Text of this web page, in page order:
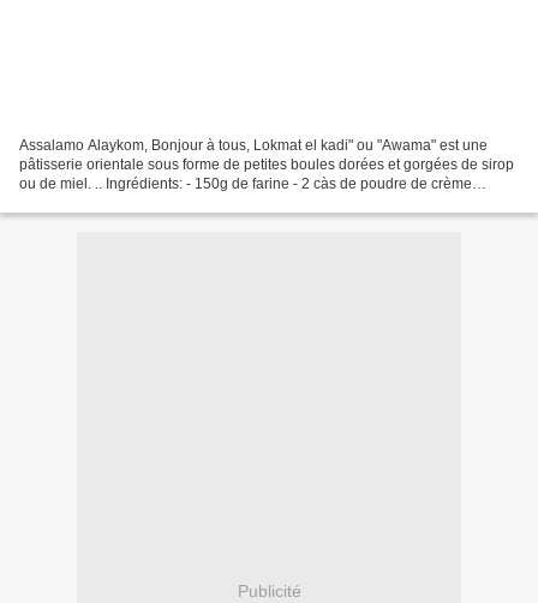
Assalamo Alaykom, Bonjour à tous, Lokmat el kadi" ou "Awama" est une
pâtisserie orientale sous forme de petites boules dorées et gorgées de sirop
ou de miel. .. Ingrédients: - 150g de farine - 2 càs de poudre de crème
Publicité